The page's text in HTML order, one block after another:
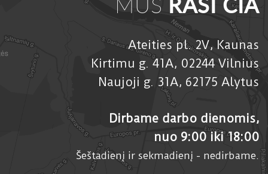
Ateities pl. 2V, Kaunas
Kirtimu g. 41A, 02244 Vilnius
Naujoji g. 31A, 62175 Alytus
Dirbame darbo dienomis,
nuo 9:00 iki 18:00
Šeštadienį ir sekmadienį - nedirbame.